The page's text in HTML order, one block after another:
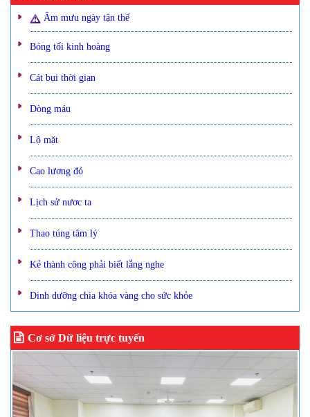
Âm mưu ngày tận thế
Bóng tối kinh hoàng
Cát bụi thời gian
Dòng máu
Lộ mặt
Cao lương đỏ
Lịch sử nươc ta
Thao túng tâm lý
Kẻ thành công phải biết lắng nghe
Dinh dưỡng chìa khóa vàng cho sức khỏe
Cơ sở Dữ liệu trực tuyến